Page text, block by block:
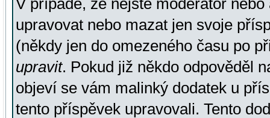
V případě, že nejste moderátor
upravovat nebo mazat jen svoje
(někdy jen do omezeného času po
upravit. Pokud již někdo odpověděl
objeví se vám malinký dodatek u
tento příspěvek upravovali. Tento